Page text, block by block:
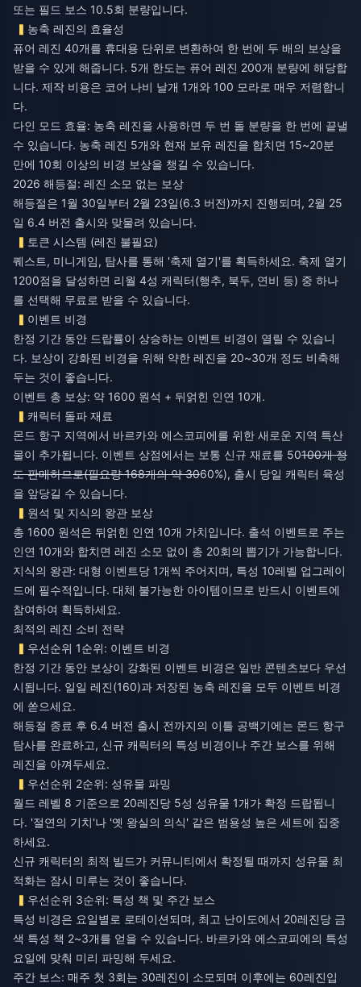
또는 필드 보스 10.5회 분량입니다.
농축 레진의 효율성
퓨어 레진 40개를 휴대용 단위로 변환하여 한 번에 두 배의 보상을
받을 수 있게 해줍니다. 5개 한도는 퓨어 레진 200개 분량에 해당합
니다. 제작 비용은 코어 나비 날개 1개와 100 모라로 매우 저렴합니
다.
다인 모드 효율: 농축 레진을 사용하면 두 번 돌 분량을 한 번에 끝낼
수 있습니다. 농축 레진 5개와 현재 보유 레진을 합치면 15~20분
만에 10회 이상의 비경 보상을 챙길 수 있습니다.
2026 해등절: 레진 소모 없는 보상
해등절은 1월 30일부터 2월 23일(6.3 버전)까지 진행되며, 2월 25
일 6.4 버전 출시와 맞물려 있습니다.
토큰 시스템 (레진 불필요)
퀘스트, 미니게임, 탐사를 통해 '축제 열기'를 획득하세요. 축제 열기
1200점을 달성하면 리월 4성 캐릭터(행추, 북두, 연비 등) 중 하나
를 선택해 무료로 받을 수 있습니다.
이벤트 비경
한정 기간 동안 드랍률이 상승하는 이벤트 비경이 열릴 수 있습니
다. 보상이 강화된 비경을 위해 약한 레진을 20~30개 정도 비축해
두는 것이 좋습니다.
이벤트 총 보상: 약 1600 원석 + 뒤얽힌 인연 10개.
캐릭터 돌파 재료
몬드 항구 지역에서 바르카와 에스코피에를 위한 새로운 지역 특산
물이 추가됩니다. 이벤트 상점에서는 보통 신규 재료를 50100개 정
도 판매하므로(필요량 168개의 약 3060%), 출시 당일 캐릭터 육성
을 앞당길 수 있습니다.
원석 및 지식의 왕관 보상
총 1600 원석은 뒤얽힌 인연 10개 가치입니다. 출석 이벤트로 주는
인연 10개와 합치면 레진 소모 없이 총 20회의 뽑기가 가능합니다.
지식의 왕관: 대형 이벤트당 1개씩 주어지며, 특성 10레벨 업그레이
드에 필수적입니다. 대체 불가능한 아이템이므로 반드시 이벤트에
참여하여 획득하세요.
최적의 레진 소비 전략
우선순위 1순위: 이벤트 비경
한정 기간 동안 보상이 강화된 이벤트 비경은 일반 콘텐츠보다 우선
시됩니다. 일일 레진(160)과 저장된 농축 레진을 모두 이벤트 비경
에 쏟으세요.
해등절 종료 후 6.4 버전 출시 전까지의 이틀 공백기에는 몬드 항구
탐사를 완료하고, 신규 캐릭터의 특성 비경이나 주간 보스를 위해
레진을 아껴두세요.
우선순위 2순위: 성유물 파밍
월드 레벨 8 기준으로 20레진당 5성 성유물 1개가 확정 드랍됩니
다. '절연의 기치'나 '옛 왕실의 의식' 같은 범용성 높은 세트에 집중
하세요.
신규 캐릭터의 최적 빌드가 커뮤니티에서 확정될 때까지 성유물 최
적화는 잠시 미루는 것이 좋습니다.
우선순위 3순위: 특성 책 및 주간 보스
특성 비경은 요일별로 로테이션되며, 최고 난이도에서 20레진당 금
색 특성 책 2~3개를 얻을 수 있습니다. 바르카와 에스코피에의 특성
요일에 맞춰 미리 파밍해 두세요.
주간 보스: 매주 첫 3회는 30레진이 소모되며 이후에는 60레진입